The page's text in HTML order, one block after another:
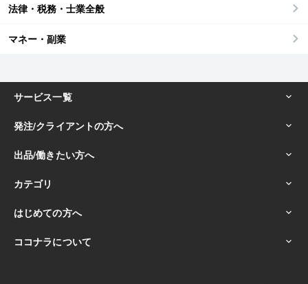
法律・税務・士業全般
マネー・副業